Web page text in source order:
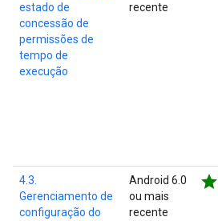
estado de
concessão de
permissões de
tempo de
execução
recente
4.3.
Gerenciamento de
configuração do
Android 6.0
ou mais
recente
star